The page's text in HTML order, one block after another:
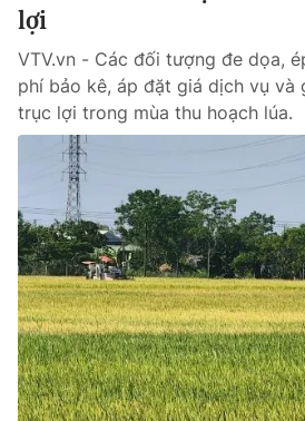
lợi
VTV.vn - Các đối tượng đe dọa,
phí bảo kê, áp đặt giá dịch vụ và
trục lợi trong mùa thu hoạch lúa.